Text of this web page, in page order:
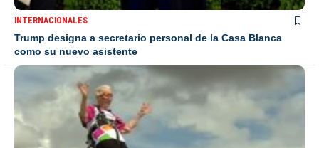
INTERNACIONALES
Trump designa a secretario personal de la Casa Blanca
como su nuevo asistente